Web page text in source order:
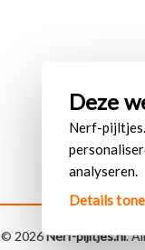
Deze
Nerf-
analyseren.
Details
© 2026Nerf-pijltjes.nl.